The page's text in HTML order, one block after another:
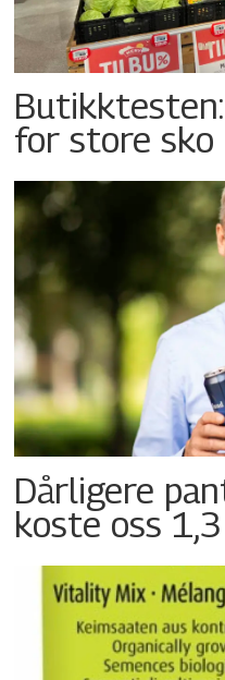
for store sko
Dårligere
koste oss